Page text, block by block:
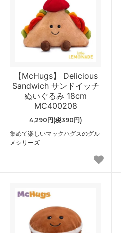
【McHugs】 Delicious
Sandwich サンドイッチ
ぬいぐるみ 18cm
MC400208
4,290円(税390円)
集めて楽しいマックハグスのグル
メシリーズ